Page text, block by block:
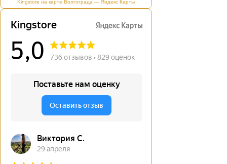
Kingstore на карте Волгограда — Яндекс Карты